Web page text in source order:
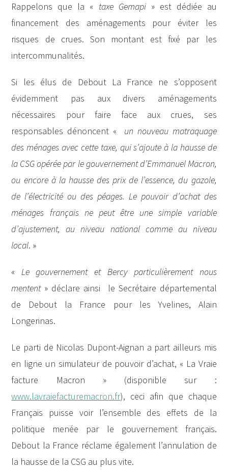
Rappelons que la « taxe Gemapi » est dédiée au
financement des aménagements pour éviter les
risques de crues. Son montant est fixé par les
intercommunalités.
Si les élus de Debout La France ne s’opposent
évidemment pas aux divers aménagements
nécessaires pour faire face aux crues, ses
responsables dénoncent « un nouveau matraquage
des ménages avec cette taxe, qui s’ajoute à la hausse de
la CSG opérée par le gouvernement d’Emmanuel Macron,
ou encore à la hausse des prix de l’essence, du gazole,
de l’électricité ou des péages. Le pouvoir d’achat des
ménages français ne peut être une simple variable
d’ajustement, au niveau national comme au niveau
local. »
« Le gouvernement et Bercy particulièrement nous
mentent» déclare ainsi le Secrétaire départemental
de Debout la France pour les Yvelines, Alain
Longerinas.
Le parti de Nicolas Dupont-Aignan a part ailleurs mis
en ligne un simulateur de pouvoir d’achat, « La Vraie
facture Macron » (disponible sur :
www.lavraiefacturemacron.fr), ceci afin que chaque
Français puisse voir l’ensemble des effets de la
politique menée par le gouvernement français.
Debout la France réclame également l’annulation de
la hausse de la CSG au plus vite.